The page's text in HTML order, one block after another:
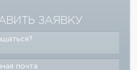
ЗАЯВКУ
почта